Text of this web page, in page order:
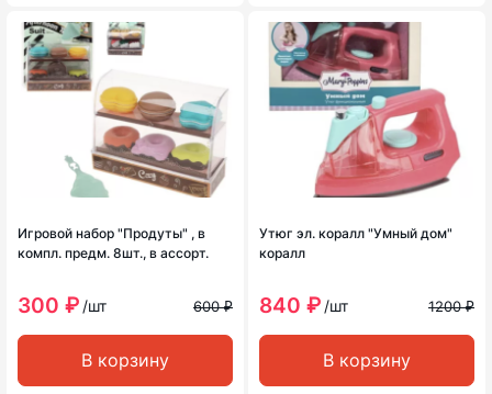
Игровой набор "Продуты" , в
компл. предм. 8шт., в ассорт.
300 ₽ /шт 600 ₽
В корзину
Утюг эл. коралл "Умный дом"
коралл
840 ₽ /шт 1200 ₽
В корзину